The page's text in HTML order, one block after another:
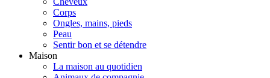
Corps
Ongles, mains, pieds
Peau
Sentir bon et se détendre
Maison
La maison au quotidien